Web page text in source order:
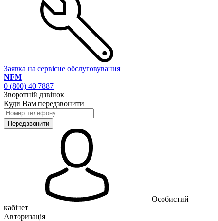
Заявка на сервісне обслуговування
NFM
0 (800) 40 7887
Зворотній дзвінок
Куди Вам передзвонити
Особистий
кабінет
Авторизація